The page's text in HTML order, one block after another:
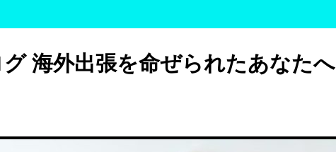
海外出張を命ぜられたあなたへ